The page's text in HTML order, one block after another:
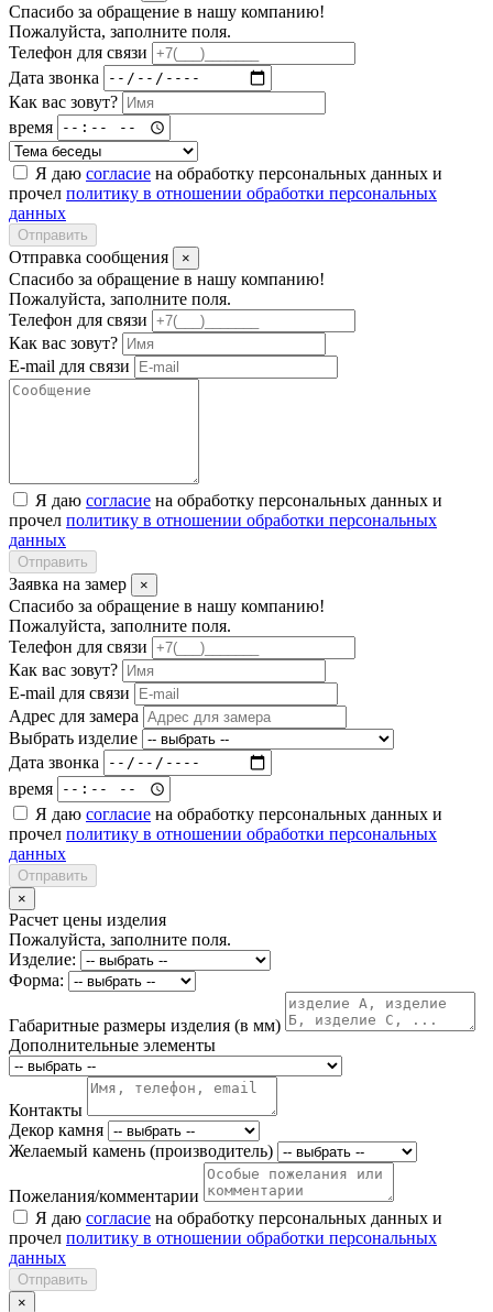
Спасибо за обращение в нашу компанию!
Пожалуйста, заполните поля.
Телефон для связи
Дата звонка
Как вас зовут?
время
Я даю согласие на обработку персональных данных и
прочел политику в отношении обработки персональных
данных
Отправить
Отправка сообщения ×
Спасибо за обращение в нашу компанию!
Пожалуйста, заполните поля.
Телефон для связи
Как вас зовут?
E-mail для связи
Я даю согласие на обработку персональных данных и
прочел политику в отношении обработки персональных
данных
Отправить
Заявка на замер ×
Спасибо за обращение в нашу компанию!
Пожалуйста, заполните поля.
Телефон для связи
Как вас зовут?
E-mail для связи
Адрес для замера
Выбрать изделие
Дата звонка
время
Я даю согласие на обработку персональных данных и
прочел политику в отношении обработки персональных
данных
Отправить
×
Расчет цены изделия
Пожалуйста, заполните поля.
Изделие:
Форма:
Габаритные размеры изделия (в мм)
Дополнительные элементы
Контакты
Декор камня
Желаемый камень (производитель)
Пожелания/комментарии
Я даю согласие на обработку персональных данных и
прочел политику в отношении обработки персональных
данных
Отправить
×